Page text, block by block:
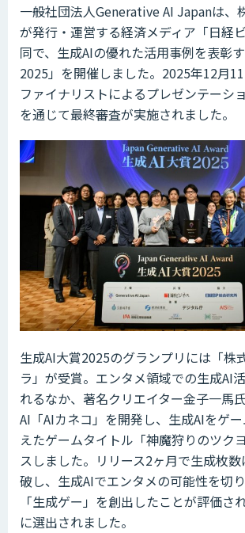
一般社団法人Generative AI Japanは、
が発行・運営する経済メディア「日経
同で、生成AIの優れた活用事例を表彰
2025」を開催しました。2025年12月11
ファイナリストによるプレゼンテーシ
を通じて最終審査が実施されました。
生成AI大賞2025のグランプリには「株
ラ」が受賞。エンタメ領域での生成AI
れるなか、著名クリエイター金子一馬
AI「AIカネコ」を開発し、生成AIをゲ
えたゲームタイトル「神魔狩りのツク
スしました。リリース2ヶ月で生成枚
破し、生成AIでエンタメの可能性を切
「生成ゲー」を創出したことが評価さ
に選出されました。